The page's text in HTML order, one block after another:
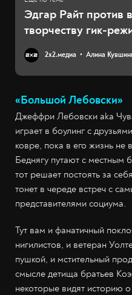
Эдгар Райт против
творчеству гик-
2х2.медиа Алина
«Большой Лебовски»
Джеффри Лебовски aka
играет в боулинг с
ковре, пока в его жизнь не
Беднягу путают с местным
тот решает постоять за
тонет в череде встреч с
представителями социума.
Тут вам и фанатичный
нигилистов, и ветеран
пушкой, и мстительный
смысле детища братьев
некоторые видят историю